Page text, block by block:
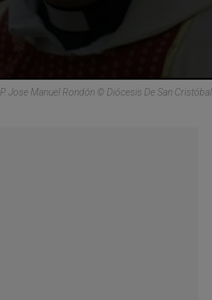
P. Jose Manuel Rondón © Diócesis De San Cristóbal